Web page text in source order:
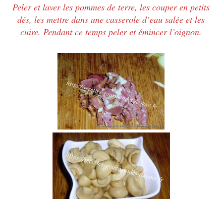
Peler et laver les pommes de terre, les couper en petits
dés, les mettre dans une casserole d’eau salée et les
cuire. Pendant ce temps peler et émincer l’oignon.